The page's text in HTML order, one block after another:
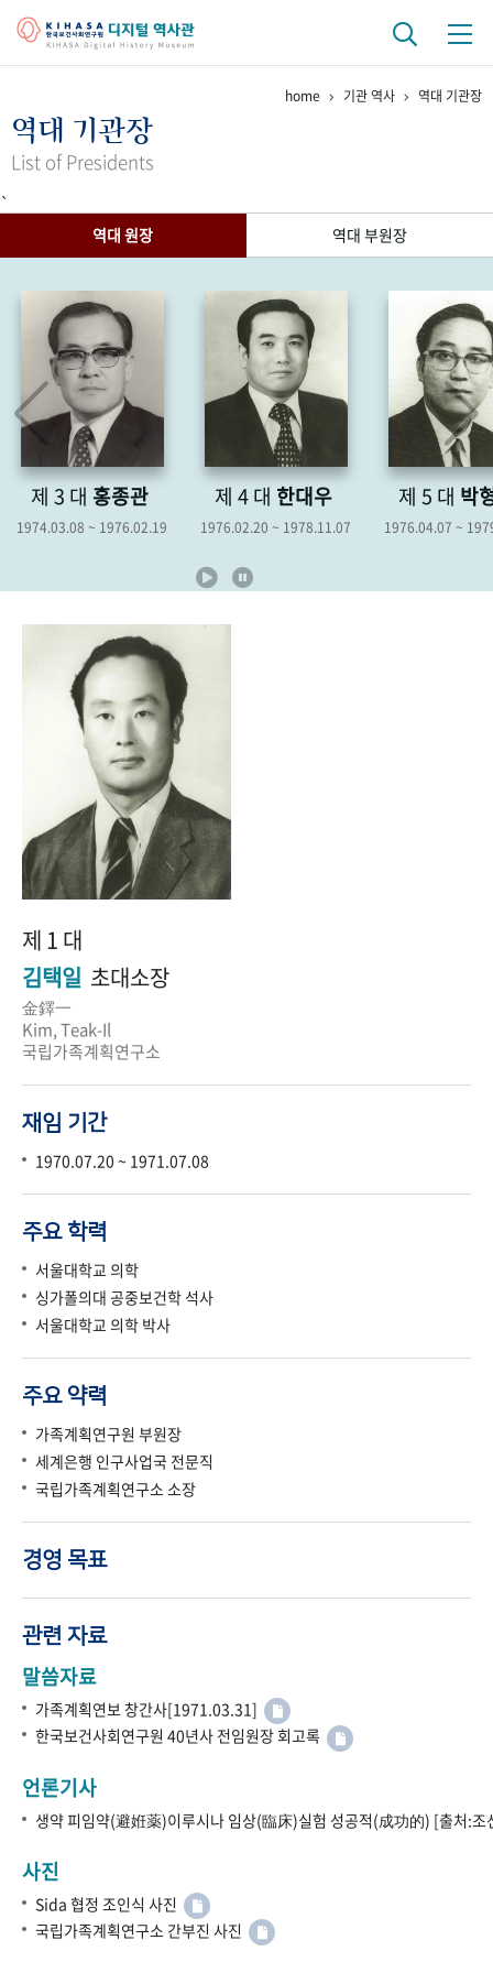
걸어온 길 기관 변천사
연구 역사
정책과 연구 키워드로 보는 연구 역사
연구자들
기록물 아카이브
사진 아카이브 문서 기록물 행정박물 영상 기록물
50+1주년 기념
성과 50선 숫자로 보는 50년 50 +1주년 광장
세계와 함께 한 KIHASA
home 기관 역사 역대 기관장
역대 기관장
List of Presidents
`
역대 원장
역대 부원장
홍종관
1976.02.19
제 4 대 한대우
1976.02.20 ~ 1978.11.07
제 5 대 박형종
1976.04.07 ~ 1979.04.06
제 1 대
김택일 초대소장
金鐸一
Kim, Teak-Il
국립가족계획연구소
재임 기간
1970.07.20 ~ 1971.07.08
주요 학력
서울대학교 의학
싱가폴의대 공중보건학 석사
서울대학교 의학 박사
주요 약력
가족계획연구원 부원장
세계은행 인구사업국 전문직
국립가족계획연구소 소장
경영 목표
관련 자료
말씀자료
가족계획연보 창간사[1971.03.31]
한국보건사회연구원 40년사 전임원장 회고록
언론기사
생약 피임약(避姙薬)이루시나 임상(臨床)실험 성공적(成功的) [출처:
사진
Sida 협정 조인식 사진
국립가족계획연구소 간부진 사진